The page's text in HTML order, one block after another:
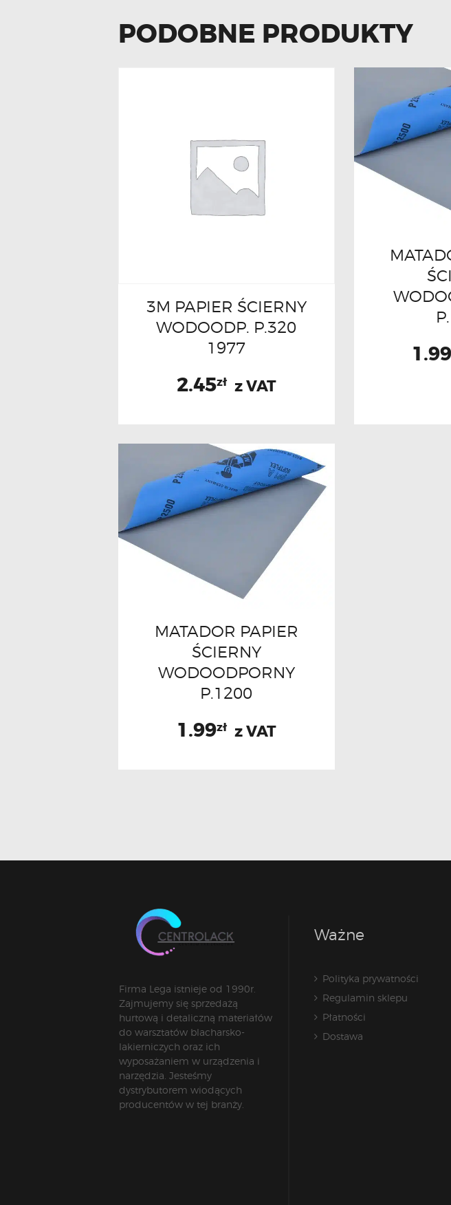
PODOBNE PRODUKTY
3M PAPIER ŚCIERNY
WODOODP. P.320
1977
2.45zł z VAT
MATADOR PAPIER
ŚCIERNY
WODOODPORNY
P.1200
1.99zł z VAT
Firma Lega istnieje od 1990r.
Zajmujemy się sprzedażą
hurtową i detaliczną materiałów
do warsztatów blacharsko-
lakierniczych oraz ich
wyposażaniem w urządzenia i
narzędzia. Jesteśmy
dystrybutorem wiodących
producentów w tej branży.
Ważne
Polityka prywatności
Regulamin sklepu
Płatności
Dostawa